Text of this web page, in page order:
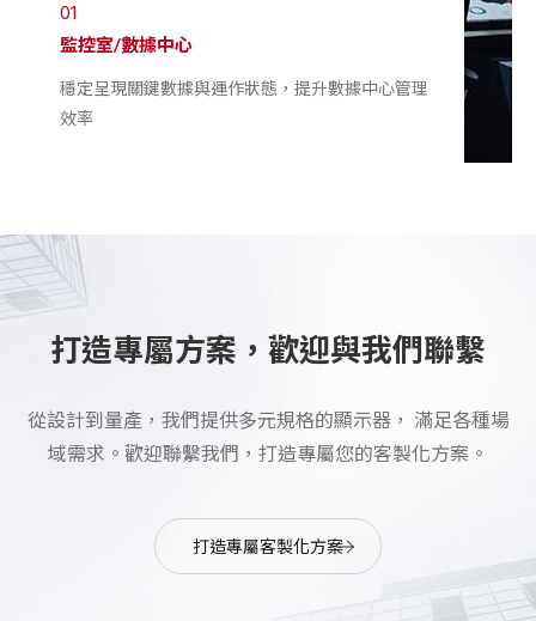
01
監控室/數據中心
穩定呈現關鍵數據與運作狀態，提升數據中心管理
效率
打造專屬方案，歡迎與我們聯繫
從設計到量產，我們提供多元規格的顯示器， 滿足各種場
域需求。歡迎聯繫我們，打造專屬您的客製化方案。
打造專屬客製化方案